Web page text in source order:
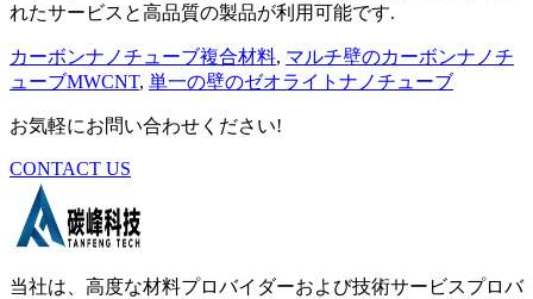
れたサービスと高品質の製品が利用可能です.
カーボンナノチューブ複合材料, マルチ壁のカーボンナノチ
ューブMWCNT, 単一の壁のゼオライトナノチューブ
お気軽にお問い合わせください!
CONTACT US
当社は、高度な材料プロバイダーおよび技術サービスプロバ